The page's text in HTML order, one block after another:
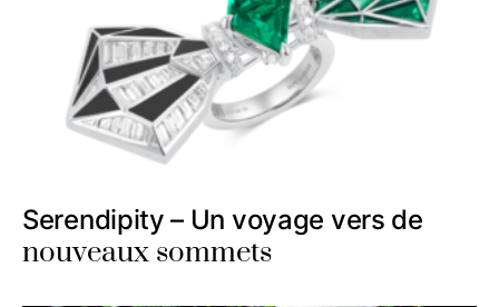
Serendipity – Un voyage vers de
nouveaux sommets